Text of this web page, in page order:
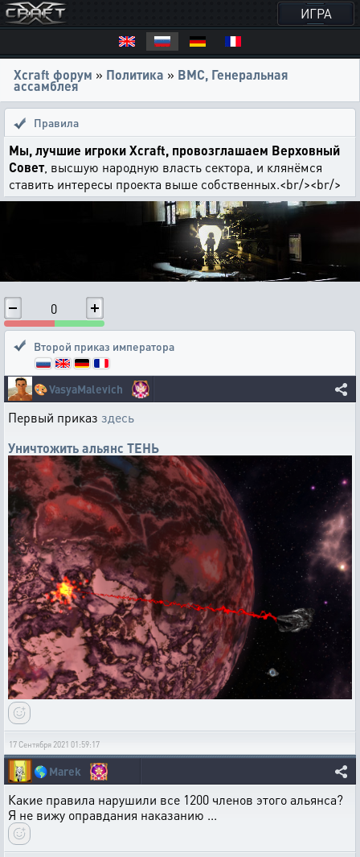
ИГРА
Xcraft форум » Политика » ВМС, Генеральная
ассамблея
Правила
Мы, лучшие игроки Xcraft, провозглашаем Верховный
Совет, высшую народную власть сектора, и клянёмся
ставить интересы проекта выше собственных.<br/><br/>
0
Второй приказ императора
🎨VasyaMalevich
Первый приказ здесь
Уничтожитьальянс ТЕНЬ
17 Сентября 2021 01:59:17
🌎Marek
Какие правила нарушили все 1200 членов этого альянса?
Я не вижу оправдания наказанию ...